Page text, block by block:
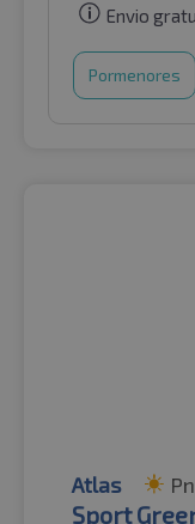
Envio
Pormenores
Atlas
Sport